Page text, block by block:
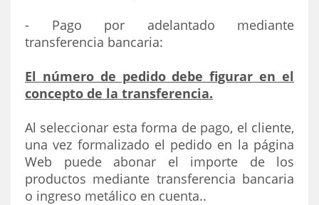
- Pago por adelantado mediante
transferencia bancaria:
El número de pedido debe figurar en el
concepto de la transferencia.
Al seleccionar esta forma de pago, el cliente,
una vez formalizado el pedido en la página
Web puede abonar el importe de los
productos mediante transferencia bancaria
o ingreso metálico en cuenta..